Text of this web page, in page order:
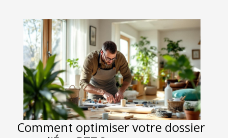
Comment optimiser votre dossier